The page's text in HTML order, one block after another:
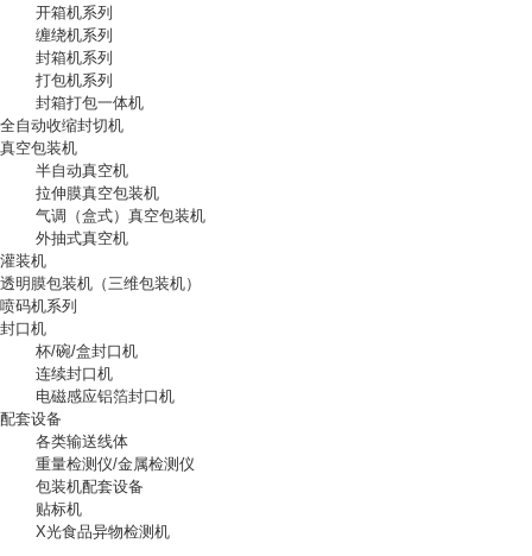
开箱机系列
缠绕机系列
封箱机系列
打包机系列
封箱打包一体机
全自动收缩封切机
真空包装机
半自动真空机
拉伸膜真空包装机
气调（盒式）真空包装机
外抽式真空机
灌装机
透明膜包装机（三维包装机）
喷码机系列
封口机
杯/碗/盒封口机
连续封口机
电磁感应铝箔封口机
配套设备
各类输送线体
重量检测仪/金属检测仪
包装机配套设备
贴标机
X光食品异物检测机